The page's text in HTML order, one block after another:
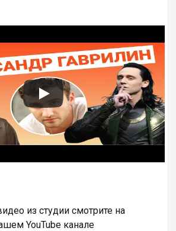
из студии смотрите на
YouTube канале